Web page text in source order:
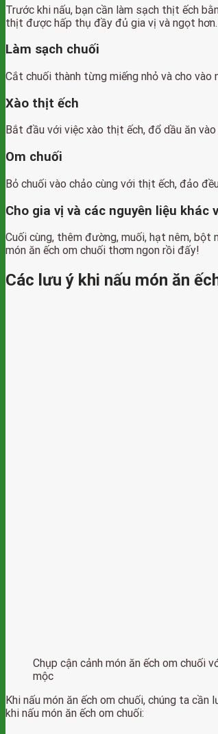
Trước khi nấu, bạn cần làm sạch thịt ếch
thịt được hấp thụ đầy đủ gia vị và ngọt hơn.
Làm sạch chuối
Cắt chuối thành từng miếng nhỏ và cho vào
Xào thịt ếch
Bắt đầu với việc xào thịt ếch, đổ dầu ăn
Om chuối
Bỏ chuối vào chảo cùng với thịt ếch, đảo
Cho gia vị và các nguyên liệu khác
Cuối cùng, thêm đường, muối, hạt nêm, bột
món ăn ếch om chuối thơm ngon rồi đấy!
Các lưu ý khi nấu món ăn
Chụp cận cảnh món ăn ếch om chuối
mộc
Khi nấu món ăn ếch om chuối, chúng ta
khi nấu món ăn ếch om chuối: